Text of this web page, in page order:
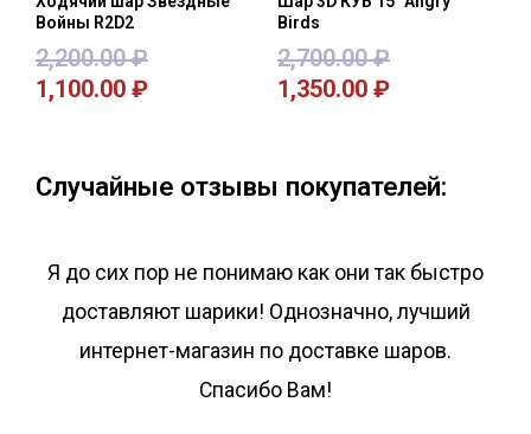
Войны R2D2
2,200.00₽
1,100.00 ₽
Birds
2,700.00₽
1,350.00 ₽
Случайные отзывы покупателей:
Я до сих пор не понимаю как они так быстро
доставляют шарики! Однозначно, лучший
интернет-магазин по доставке шаров.
Спасибо Вам!